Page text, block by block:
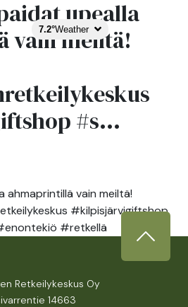
7.2°Weather
upealla
vain meiltä!
#s...
ahmaprintillä vain meiltä!
#kilpisjärvigiftshop
#retkellä
Retkeilykeskus Oy
14663